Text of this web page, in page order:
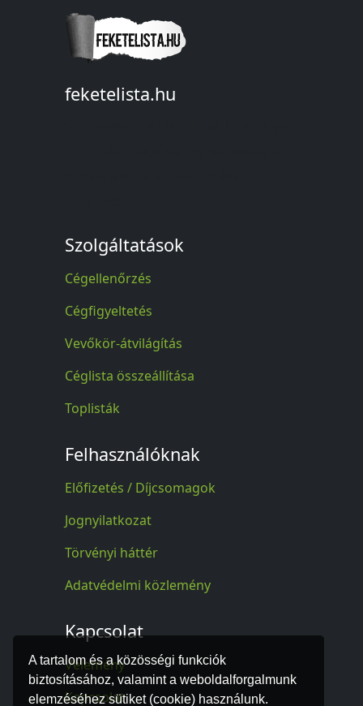
A tartalom és a közösségi funkciók
biztosításához, valamint a weboldalforgalmunk
elemzéséhez sütiket (cookie) használunk.
feketelista.hu
Szolgáltatások
Cégellenőrzés
Cégfigyeltetés
Vevőkör-átvilágítás
Céglista összeállítása
Toplisták
Felhasználóknak
Előfizetés / Díjcsomagok
Jognyilatkozat
Törvényi háttér
Adatvédelmi közlemény
Kapcsolat
Vélemény
Kapcsolat